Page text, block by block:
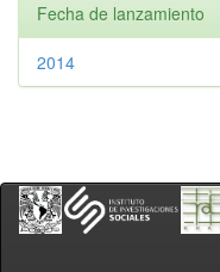
Fecha de lanzamiento
2014